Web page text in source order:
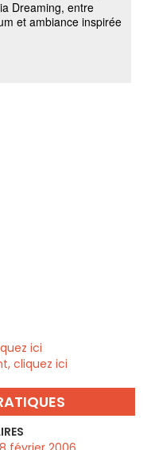
ici
cliquez ici